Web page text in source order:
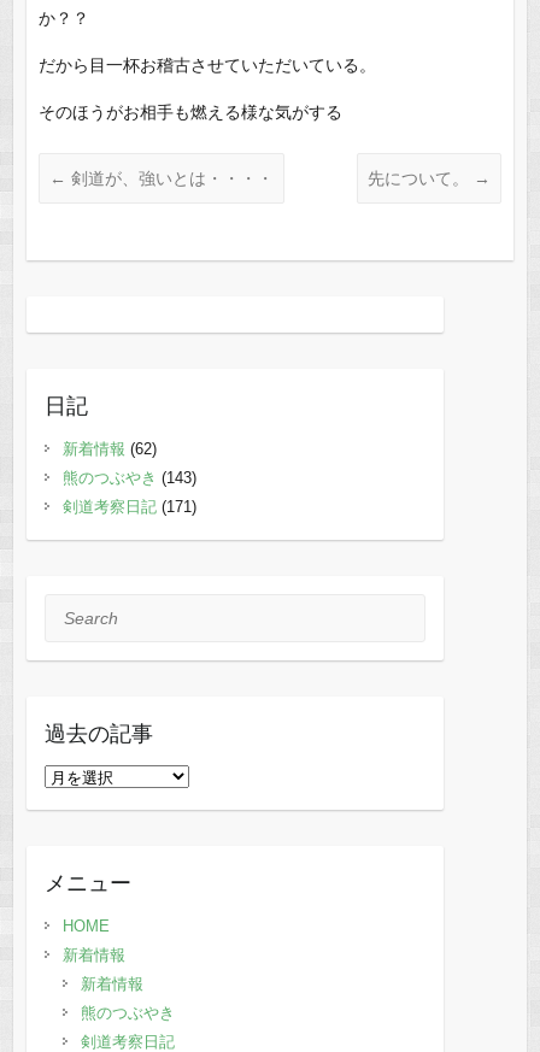
か？？
だから目一杯お稽古させていただいている。
そのほうがお相手も燃える様な気がする
← 剣道が、強いとは・・・・ 先について。 →
日記
新着情報 (62)
熊のつぶやき (143)
剣道考察日記(171)
Search
過去の記事
過
事メニュー
HOME
新着情報
新着情報
熊のつぶやき
剣道考察日記